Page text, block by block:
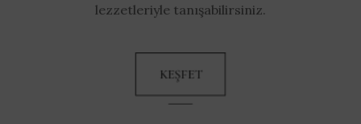
lezzetleriyle tanışabilirsiniz.
KEŞFET